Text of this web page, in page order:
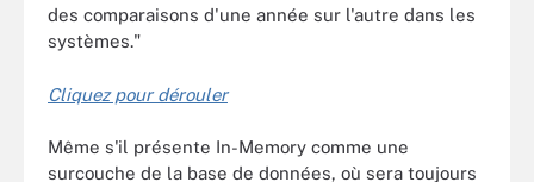
des comparaisons d'une année sur l'autre dans les
systèmes."
Cliquez pour dérouler
Même s'il présente In-Memory comme une
surcouche de la base de données, où sera toujours